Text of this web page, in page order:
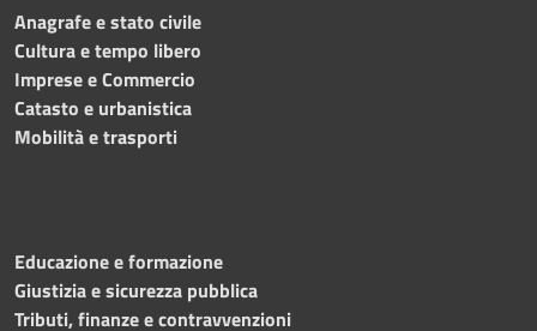
Anagrafe e stato civile
Cultura e tempo libero
Imprese e Commercio
Catasto e urbanistica
Mobilità e trasporti
Educazione e formazione
Giustizia e sicurezza pubblica
Tributi, finanze e contravvenzioni